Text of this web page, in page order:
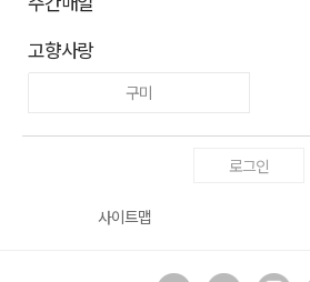
고향사랑
구미
로그인
사이트맵